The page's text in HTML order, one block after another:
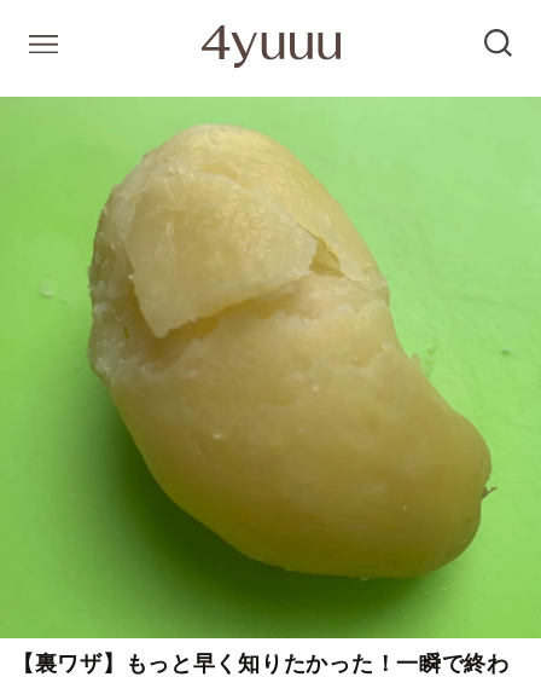
【裏ワザ】もっと早く知りたかった！一瞬で終わ